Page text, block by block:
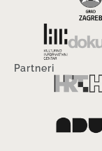
Partneri